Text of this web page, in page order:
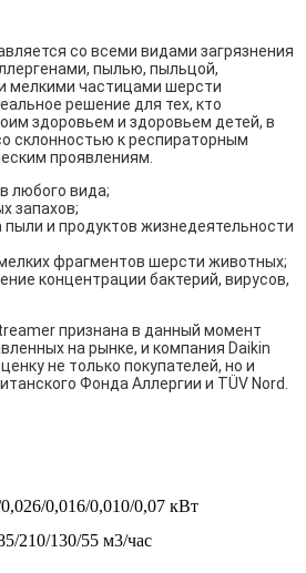
со всеми видами загрязнения
пылью, пыльцой,
мелкими частицами шерсти
решение для тех, кто
здоровьем и здоровьем детей, в
склонностью к респираторным
проявлениям.
любого вида;
запахов;
пыли и продуктов жизнедеятельности
фрагментов шерсти животных;
концентрации бактерий, вирусов,
признана в данный момент
на рынке, и компания Daikin
не только покупателей, но и
Фонда Аллергии и TÜV Nord.
0,016/0,010/0,07 кВт
210/130/55 м3/час